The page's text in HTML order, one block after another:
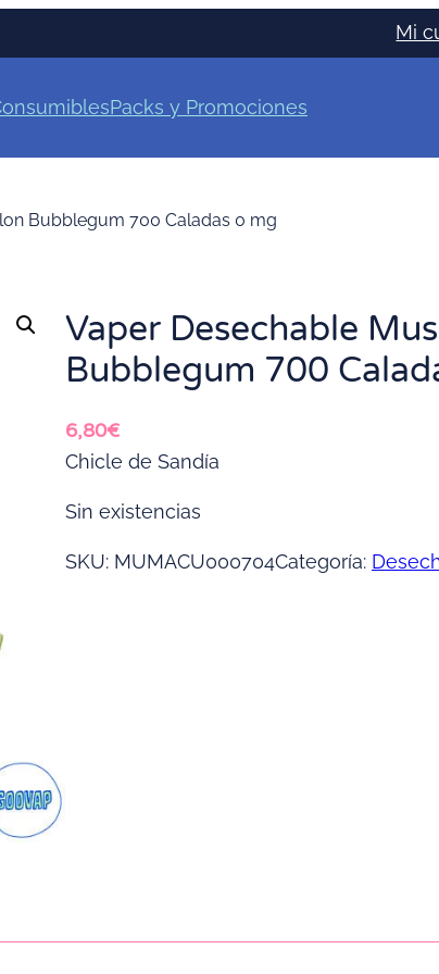
Mi
Packs y Promociones
Bubblegum 700 Caladas 0 mg
Vaper Desechable
Bubblegum 700
6,80€
Chicle de Sandía
Sin existencias
SKU: MUMACU000704Categoría: